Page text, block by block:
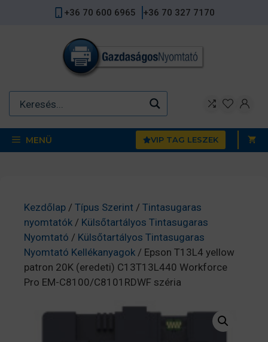
+36 70 600 6965 +36 70 327 7170
MENÜ VIP TAG LESZEK
Kezdőlap / Típus Szerint / Tintasugaras
nyomtatók / Külsőtartályos Tintasugaras
Nyomtató / Külsőtartályos Tintasugaras
Nyomtató Kellékanyagok / Epson T13L4 yellow
patron 20K (eredeti) C13T13L440 Workforce
Pro EM-C8100/C8101RDWF széria